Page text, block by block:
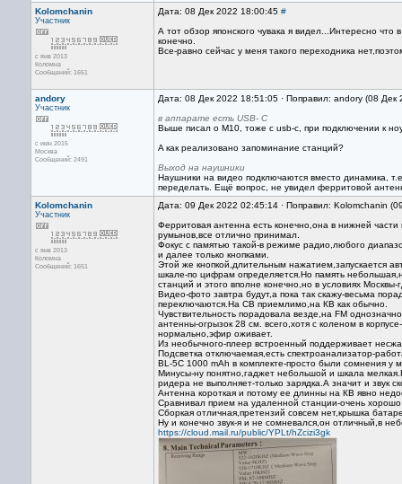
Kolomchanin
Участник
с янв 2013
Коломна
Сообщений: 1651
Дата: 08 Дек 2022 18:00:45 #
А тот обзор японского чувака я видел...Интересно
конечно.
Все-равно сейчас у меня такого переходника
andory
Участник
с июн 2015
Москва
Сообщений: 2491
Дата: 08 Дек 2022 18:51:05 · Поправил: andory (08
в аппарате есть USB- C
Выше писал о М10, тоже с usb-c, при подключении к
A как реализовано запоминание станций?
Выход на наушники
Наушники на видео подключаются вместо динамика,
переделать. Ещё вопрос, не увидел ферритовой
Kolomchanin
Участник
с янв 2013
Коломна
Сообщений: 1651
Дата: 09 Дек 2022 02:45:14 · Поправил: Kolomchanin
Ферритовая антенна есть конечно,она в нижней
румынов,все отлично принимал.
Фокус с памятью такой-в режиме радио,любого
и далее только кнопками.
Этой же кнопкой,длительным нажатием,запускается
шкале-по цифрам определяется.Но память
станций и этого вполне конечно,но в условиях
Видео-фото завтра будут,а пока так скажу-весьма
переключаются.На СВ приемлимо,на КВ как обычно.
Чувствительность порадовала везде,на FM
антенны-огрызок 28 см. всего,хотя с коленом в
нормально,эфир оживает.
Из необычного-плеер встроенный поддерживает
Подсветка отключаемая,есть спектроанализатор-
BL-5C 1000 mAh в комплекте-просто были сомнения у
Минусы-ну понятно,гаджет небольшой и шкала
ридера не выполняет-только зарядка.А значит и звук
Антенна короткая и потому ее длинны на КВ явно
Сравнивал прием на удаленной станции-очень хорошо
Сборкая отличная,претензий совсем нет,крышка
Ну и конечно звук-я и не сомневался,он отличный,в
https://cloud.mail.ru/public/YPLt/hZcizi3gk